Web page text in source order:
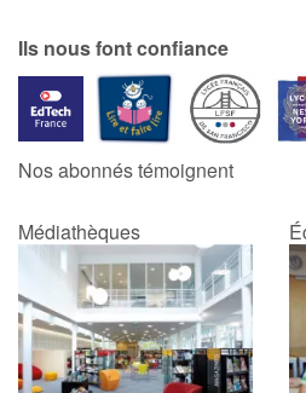
Contraste +
Aide
Accueil
Famille
Écoles
Ils nous font confiance
Nos abonnés témoignent
Médiathèques